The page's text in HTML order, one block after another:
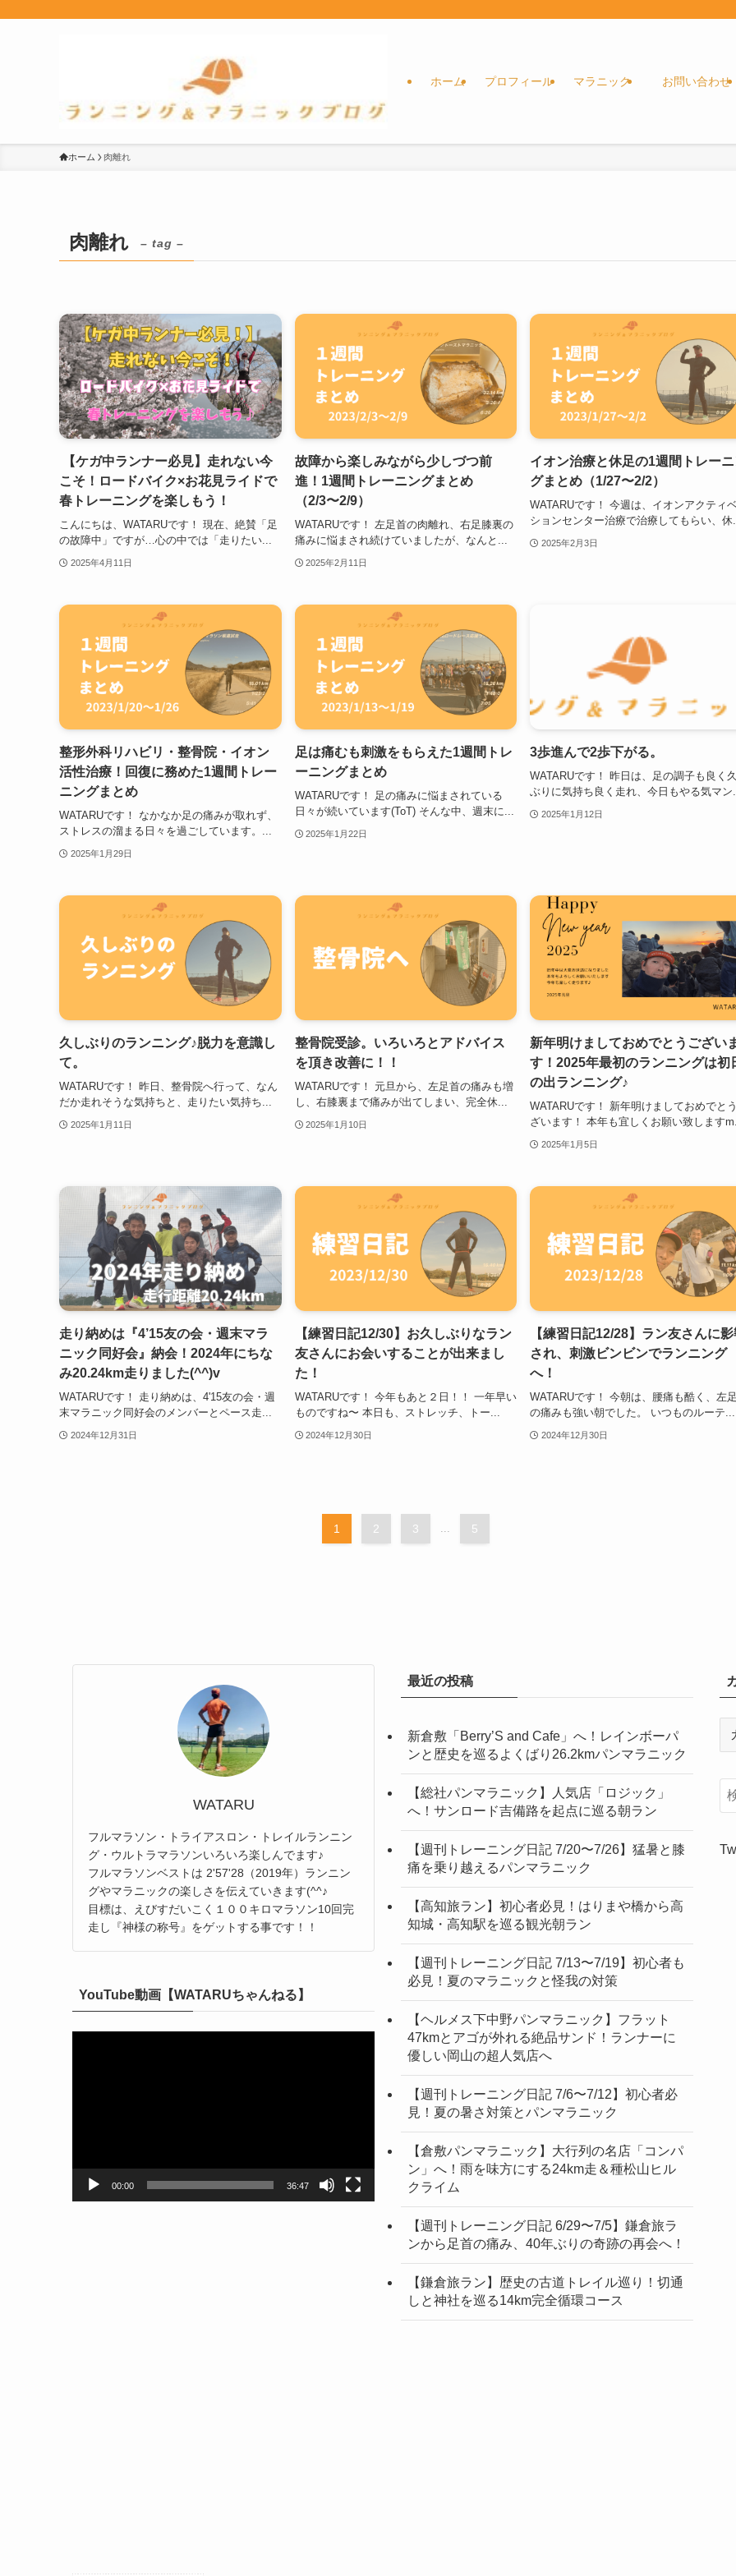
ホーム プロフィール マラニック お問い合わせ
ホーム 肉離れ
肉離れ – tag –
【ケガ中ランナー必見】走れない今
こそ！ロードバイク×お花見ライドで
春トレーニングを楽しもう！
こんにちは、WATARUです！ 現在、絶賛「足
の故障中」ですが…心の中では「走りたい...
2025年4月11日
故障から楽しみながら少しづつ前
進！1週間トレーニングまとめ
（2/3〜2/9）
WATARUです！ 左足首の肉離れ、右足膝裏の
痛みに悩まされ続けていましたが、なんと...
2025年2月11日
イオン治療と休足の1週間トレー
グまとめ（1/27〜2/2）
WATARUです！ 今週は、イオンアクティ
ションセンター治療で治療してもらい、休...
2025年2月3日
整形外科リハビリ・整骨院・イオン
活性治療！回復に務めた1週間トレー
ニングまとめ
WATARUです！ なかなか足の痛みが取れず、
ストレスの溜まる日々を過ごしています。...
2025年1月29日
足は痛むも刺激をもらえた1週間トレ
ーニングまとめ
WATARUです！ 足の痛みに悩まされている
日々が続いています(ToT) そんな中、週末に...
2025年1月22日
3歩進んで2歩下がる。
WATARUです！ 昨日は、足の調子も良く
ぶりに気持ち良く走れ、今日もやる気マン...
2025年1月12日
久しぶりのランニング♪脱力を意識し
て。
WATARUです！ 昨日、整骨院へ行って、なん
だか走れそうな気持ちと、走りたい気持ち...
2025年1月11日
整骨院受診。いろいろとアドバイス
を頂き改善に！！
WATARUです！ 元旦から、左足首の痛みも増
し、右膝裏まで痛みが出てしまい、完全休...
2025年1月10日
新年明けましておめでとうござい
す！2025年最初のランニングは初
の出ランニング♪
WATARUです！ 新年明けましておめでと
ざいます！ 本年も宜しくお願い致します
2025年1月5日
走り納めは『4’15友の会・週末マラ
ニック同好会』納会！2024年にちな
み20.24km走りました(^^)v
WATARUです！ 走り納めは、4'15友の会・週
末マラニック同好会のメンバーとペース走...
2024年12月31日
【練習日記12/30】お久しぶりなラン
友さんにお会いすることが出来まし
た！
WATARUです！ 今年もあと２日！！ 一年早い
ものですね〜 本日も、ストレッチ、トー...
2024年12月30日
【練習日記12/28】ラン友さんに
され、刺激ビンビンでランニング
へ！
WATARUです！ 今朝は、腰痛も酷く、左
の痛みも強い朝でした。 いつものルーテ...
2024年12月30日
1 2 3 5
WATARU
フルマラソン・トライアスロン・トレイルランニン
グ・ウルトラマラソンいろいろ楽しんでます♪
フルマラソンベストは 2'57'28（2019年）ランニン
グやマラニックの楽しさを伝えていきます(^^♪
目標は、えびすだいこく１００キロマラソン10回完
走し『神様の称号』をゲットする事です！！
YouTube動画【WATARUちゃんねる】
00:00 36:47
最近の投稿
新倉敷「Berry’S and Cafe」へ！レインボーパ
ンと歴史を巡るよくばり26.2kmパンマラニック
【総社パンマラニック】人気店「ロジック」
へ！サンロード吉備路を起点に巡る朝ラン
【週刊トレーニング日記 7/20〜7/26】猛暑と膝
痛を乗り越えるパンマラニック
【高知旅ラン】初心者必見！はりまや橋から高
知城・高知駅を巡る観光朝ラン
【週刊トレーニング日記 7/13〜7/19】初心者も
必見！夏のマラニックと怪我の対策
【ヘルメス下中野パンマラニック】フラット
47kmとアゴが外れる絶品サンド！ランナーに
優しい岡山の超人気店へ
【週刊トレーニング日記 7/6〜7/12】初心者必
見！夏の暑さ対策とパンマラニック
【倉敷パンマラニック】大行列の名店「コンパ
ン」へ！雨を味方にする24km走＆種松山ヒル
クライム
【週刊トレーニング日記 6/29〜7/5】鎌倉旅ラ
ンから足首の痛み、40年ぶりの奇跡の再会へ！
【鎌倉旅ラン】歴史の古道トレイル巡り！切通
しと神社を巡る14km完全循環コース
リ
ー